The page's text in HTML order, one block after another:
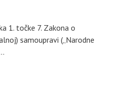
1. točke 7. Zakona o
samoupravi („Narodne